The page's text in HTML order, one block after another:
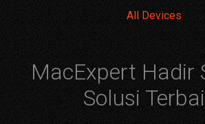
All Devices
MacExpert Hadir
Solusi